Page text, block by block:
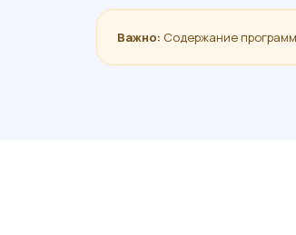
Важно: Содержание